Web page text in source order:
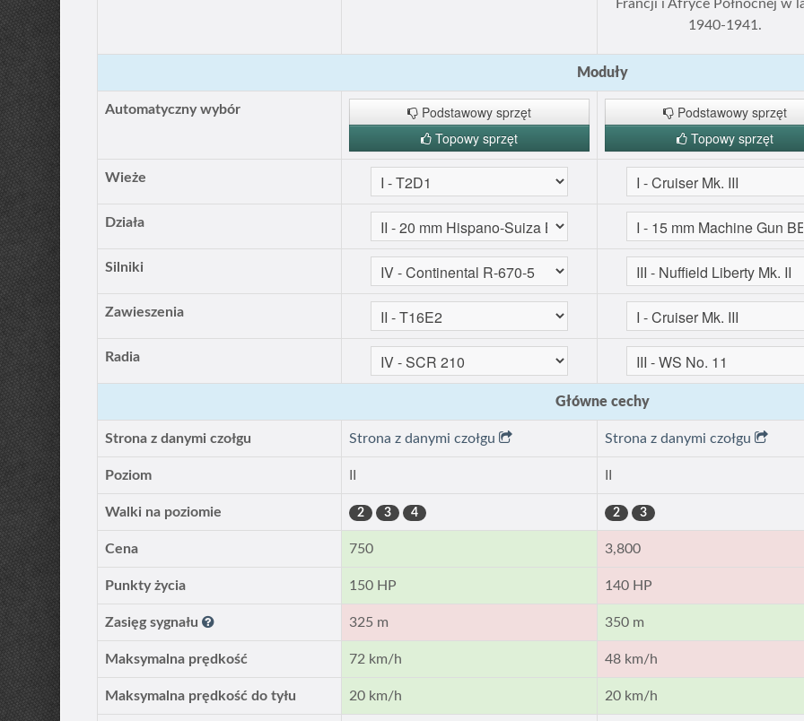
Francji i Afryce Północnej w
1940-1941.
Moduły
Automatyczny wybór
Podstawowy sprzęt
Topowy sprzęt
Podstawowy sprzęt
Topowy sprzęt
Wieże
Działa
Silniki
Zawieszenia
Radia
Główne cechy
Strona z danymi czołgu Strona z danymi czołgu Strona z danymi czołgu
Poziom
Walki na poziomie 2 3 4 2 3
Cena 750 3,800
Punkty życia 150 HP 140 HP
Zasięg sygnału 325 m 350 m
Maksymalna prędkość 72 km/h 48 km/h
Maksymalna prędkość do tyłu 20 km/h 20 km/h